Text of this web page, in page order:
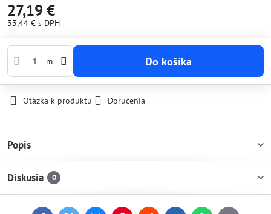
27,19 €
33,44 € s DPH
m Do košíka
Otázka k produktu Doručenia
Popis
Diskusia 0